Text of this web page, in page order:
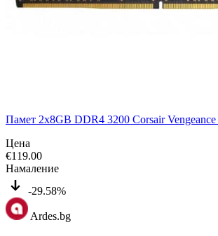
Памет 2x8GB DDR4 3200 Corsair
Цена
€119.00
Намаление
-29.58%
Ardes.bg